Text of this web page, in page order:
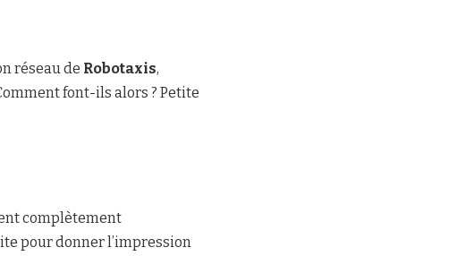
réseau de Robotaxis,
font-ils alors ? Petite
complètement
pour donner l’impression